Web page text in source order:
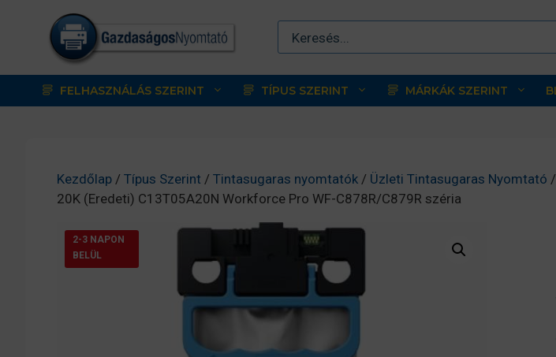
tartalomba
FELHASZNÁLÁS SZERINT TÍPUS SZERINT MÁRKÁK SZERINT
Kezdőlap / Típus Szerint / Tintasugaras nyomtatók / Üzleti Tintasugaras Nyomtató /
20K (Eredeti) C13T05A20N Workforce Pro WF-C878R/C879R széria
2-3 NAPON
BELÜL